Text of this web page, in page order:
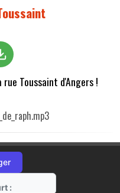
Toussaint d'Angers !
: